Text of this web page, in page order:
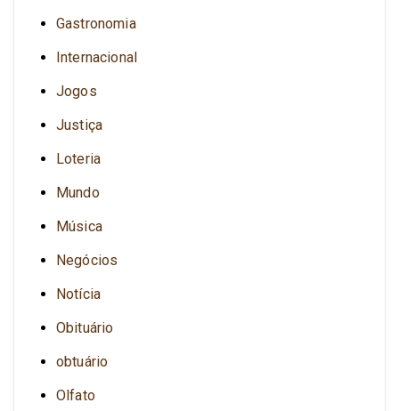
Gastronomia
Internacional
Jogos
Justiça
Loteria
Mundo
Música
Negócios
Notícia
Obituário
obtuário
Olfato